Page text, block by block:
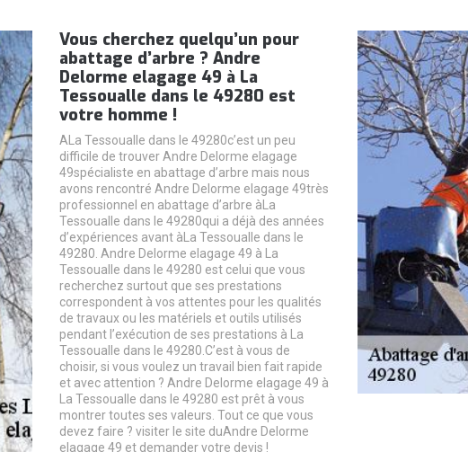
Vous cherchez quelqu’un pour
abattage d’arbre ? Andre
Delorme elagage 49 à La
Tessoualle dans le 49280 est
votre homme !
ALa Tessoualle dans le 49280c’est un peu
difficile de trouver Andre Delorme elagage
49spécialiste en abattage d’arbre mais nous
avons rencontré Andre Delorme elagage 49très
professionnel en abattage d’arbre àLa
Tessoualle dans le 49280qui a déjà des années
d’expériences avant àLa Tessoualle dans le
49280. Andre Delorme elagage 49 à La
Tessoualle dans le 49280 est celui que vous
recherchez surtout que ses prestations
correspondent à vos attentes pour les qualités
de travaux ou les matériels et outils utilisés
pendant l’exécution de ses prestations à La
Tessoualle dans le 49280.C’est à vous de
choisir, si vous voulez un travail bien fait rapide
et avec attention ? Andre Delorme elagage 49 à
La Tessoualle dans le 49280 est prêt à vous
montrer toutes ses valeurs. Tout ce que vous
devez faire ? visiter le site duAndre Delorme
elagage 49 et demander votre devis !